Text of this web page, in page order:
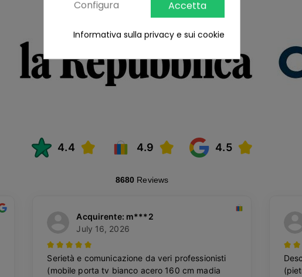
Configura Accetta
Informativa sulla privacy e sui cookie